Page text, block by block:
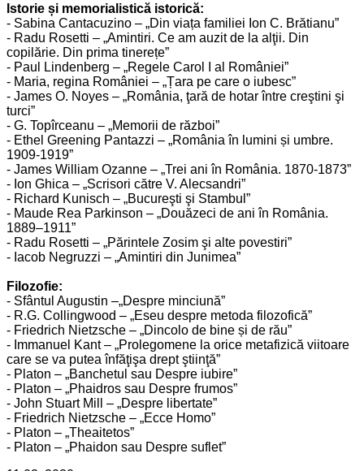
Istorie și memorialistică istorică:
- Sabina Cantacuzino – „Din viața familiei Ion C. Brătianu”
- Radu Rosetti – „Amintiri. Ce am auzit de la alţii. Din
copilărie. Din prima tinerețe”
- Paul Lindenberg – „Regele Carol I al României”
- Maria, regina României – „Țara pe care o iubesc”
- James O. Noyes – „România, ţară de hotar între creştini şi
turci”
- G. Topîrceanu – „Memorii de război”
- Ethel Greening Pantazzi – „România în lumini și umbre.
1909-1919”
- James William Ozanne – „Trei ani în România. 1870-1873”
- Ion Ghica – „Scrisori către V. Alecsandri”
- Richard Kunisch – „Bucureşti şi Stambul”
- Maude Rea Parkinson – „Douăzeci de ani în România.
1889–1911”
- Radu Rosetti – „Părintele Zosim şi alte povestiri”
- Iacob Negruzzi – „Amintiri din Junimea”
Filozofie:
- Sfântul Augustin –„Despre minciună”
- R.G. Collingwood – „Eseu despre metoda filozofică”
- Friedrich Nietzsche – „Dincolo de bine și de rău”
- Immanuel Kant – „Prolegomene la orice metafizică viitoare
care se va putea înfăţişa drept ştiinţă”
- Platon – „Banchetul sau Despre iubire”
- Platon – „Phaidros sau Despre frumos”
- John Stuart Mill – „Despre libertate”
- Friedrich Nietzsche – „Ecce Homo”
- Platon – „Theaitetos”
- Platon – „Phaidon sau Despre suflet”